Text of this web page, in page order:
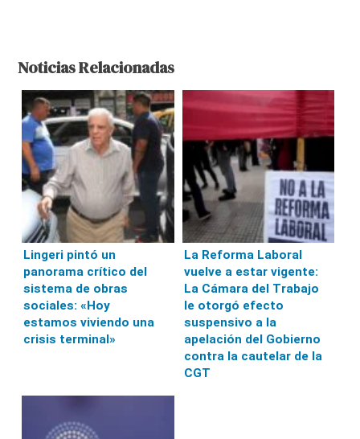
Noticias Relacionadas
Lingeri pintó un
panorama crítico del
sistema de obras
sociales: «Hoy
estamos viviendo una
crisis terminal»
La Reforma Laboral
vuelve a estar vigente:
La Cámara del Trabajo
le otorgó efecto
suspensivo a la
apelación del Gobierno
contra la cautelar de la
CGT